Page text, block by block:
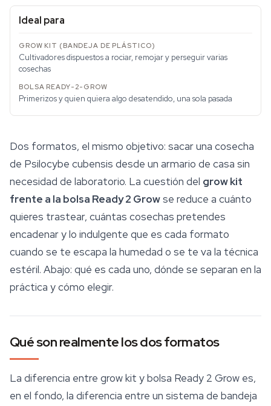
Ideal para
Cultivadores dispuestos a rociar, remojar y perseguir varias
cosechas
Primerizos y quien quiera algo desatendido, una sola pasada
Dos formatos, el mismo objetivo: sacar una cosecha
de Psilocybe cubensis desde un armario de casa sin
necesidad de laboratorio. La cuestión del grow kit
frente a la bolsa Ready 2 Growse reduce a cuánto
quieres trastear, cuántas cosechas pretendes
encadenar y lo indulgente que es cada formato
cuando se te escapa la humedad o se te va la técnica
estéril. Abajo: qué es cada uno, dónde se separan en la
práctica y cómo elegir.
Qué son realmente los dos formatos
La diferencia entre grow kit y bolsa Ready 2 Grow es,
en el fondo, la diferencia entre un sistema de bandeja